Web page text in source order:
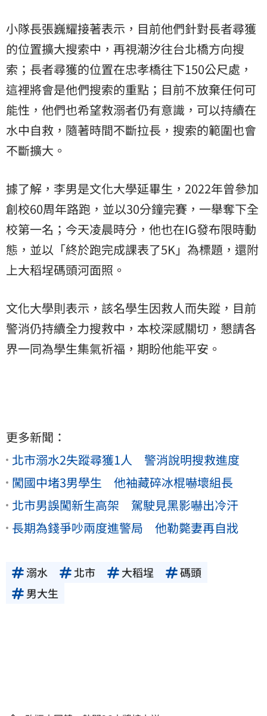
小隊長張巍耀接著表示，目前他們針對長者尋獲
的位置擴大搜索中，再視潮汐往台北橋方向搜
索；長者尋獲的位置在忠孝橋往下150公尺處，
這裡將會是他們搜索的重點；目前不放棄任何可
能性，他們也希望救溺者仍有意識，可以持續在
水中自救，隨著時間不斷拉長，搜索的範圍也會
不斷擴大。
據了解，李男是文化大學延畢生，2022年曾參加
創校60周年路跑，並以30分鐘完賽，一舉奪下全
校第一名；今天凌晨時分，他也在IG發布限時動
態，並以「終於跑完成課表了5K」為標題，還附
上大稻埕碼頭河面照。
文化大學則表示，該名學生因救人而失蹤，目前
警消仍持續全力搜救中，本校深感關切，懇請各
界一同為學生集氣祈福，期盼他能平安。
更多新聞：
北市溺水2失蹤尋獲1人 警消說明搜救進度
闖國中堵3男學生 他袖藏碎冰棍嚇壞組長
北市男誤闖新生高架 駕駛見黑影嚇出冷汗
長期為錢爭吵兩度進警局 他勒斃妻再自戕
溺水 北市 大稻埕
碼頭
男大生